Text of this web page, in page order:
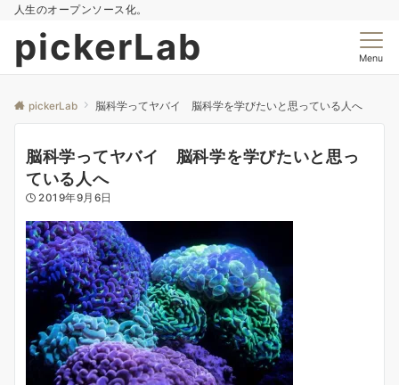
人生のオープンソース化。
pickerLab Menu
pickerLab 脳科学ってヤバイ 脳科学を学びたいと思っている人へ
脳科学ってヤバイ 脳科学を学びたいと思っ
ている人へ
2019年9月6日